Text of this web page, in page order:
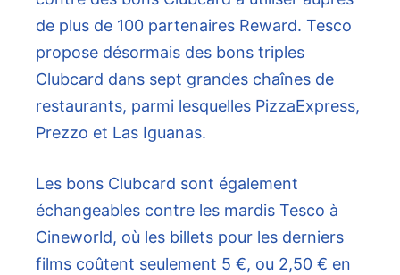
de plus de 100 partenaires Reward. Tesco
propose désormais des bons triples
Clubcard dans sept grandes chaînes de
restaurants, parmi lesquelles PizzaExpress,
Prezzo et Las Iguanas.
Les bons Clubcard sont également
échangeables contre les mardis Tesco à
Cineworld, où les billets pour les derniers
films coûtent seulement 5 €, ou 2,50 € en